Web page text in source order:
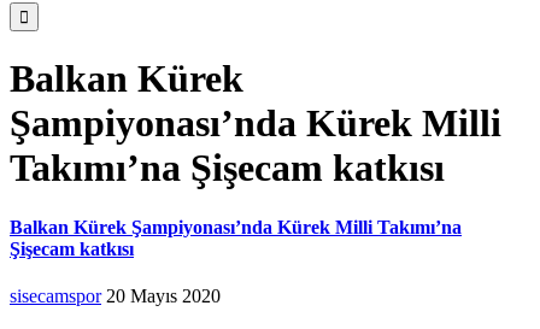

Balkan Kürek
Şampiyonası’nda Kürek Milli
Takımı’na Şişecam katkısı
Balkan Kürek Şampiyonası’nda Kürek Milli Takımı’na
Şişecam katkısı
sisecamspor 20 Mayıs 2020